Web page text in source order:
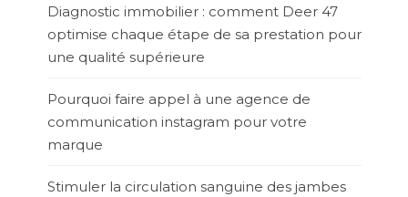
Diagnostic immobilier : comment Deer 47
optimise chaque étape de sa prestation pour
une qualité supérieure
Pourquoi faire appel à une agence de
communication instagram pour votre
marque
Stimuler la circulation sanguine des jambes